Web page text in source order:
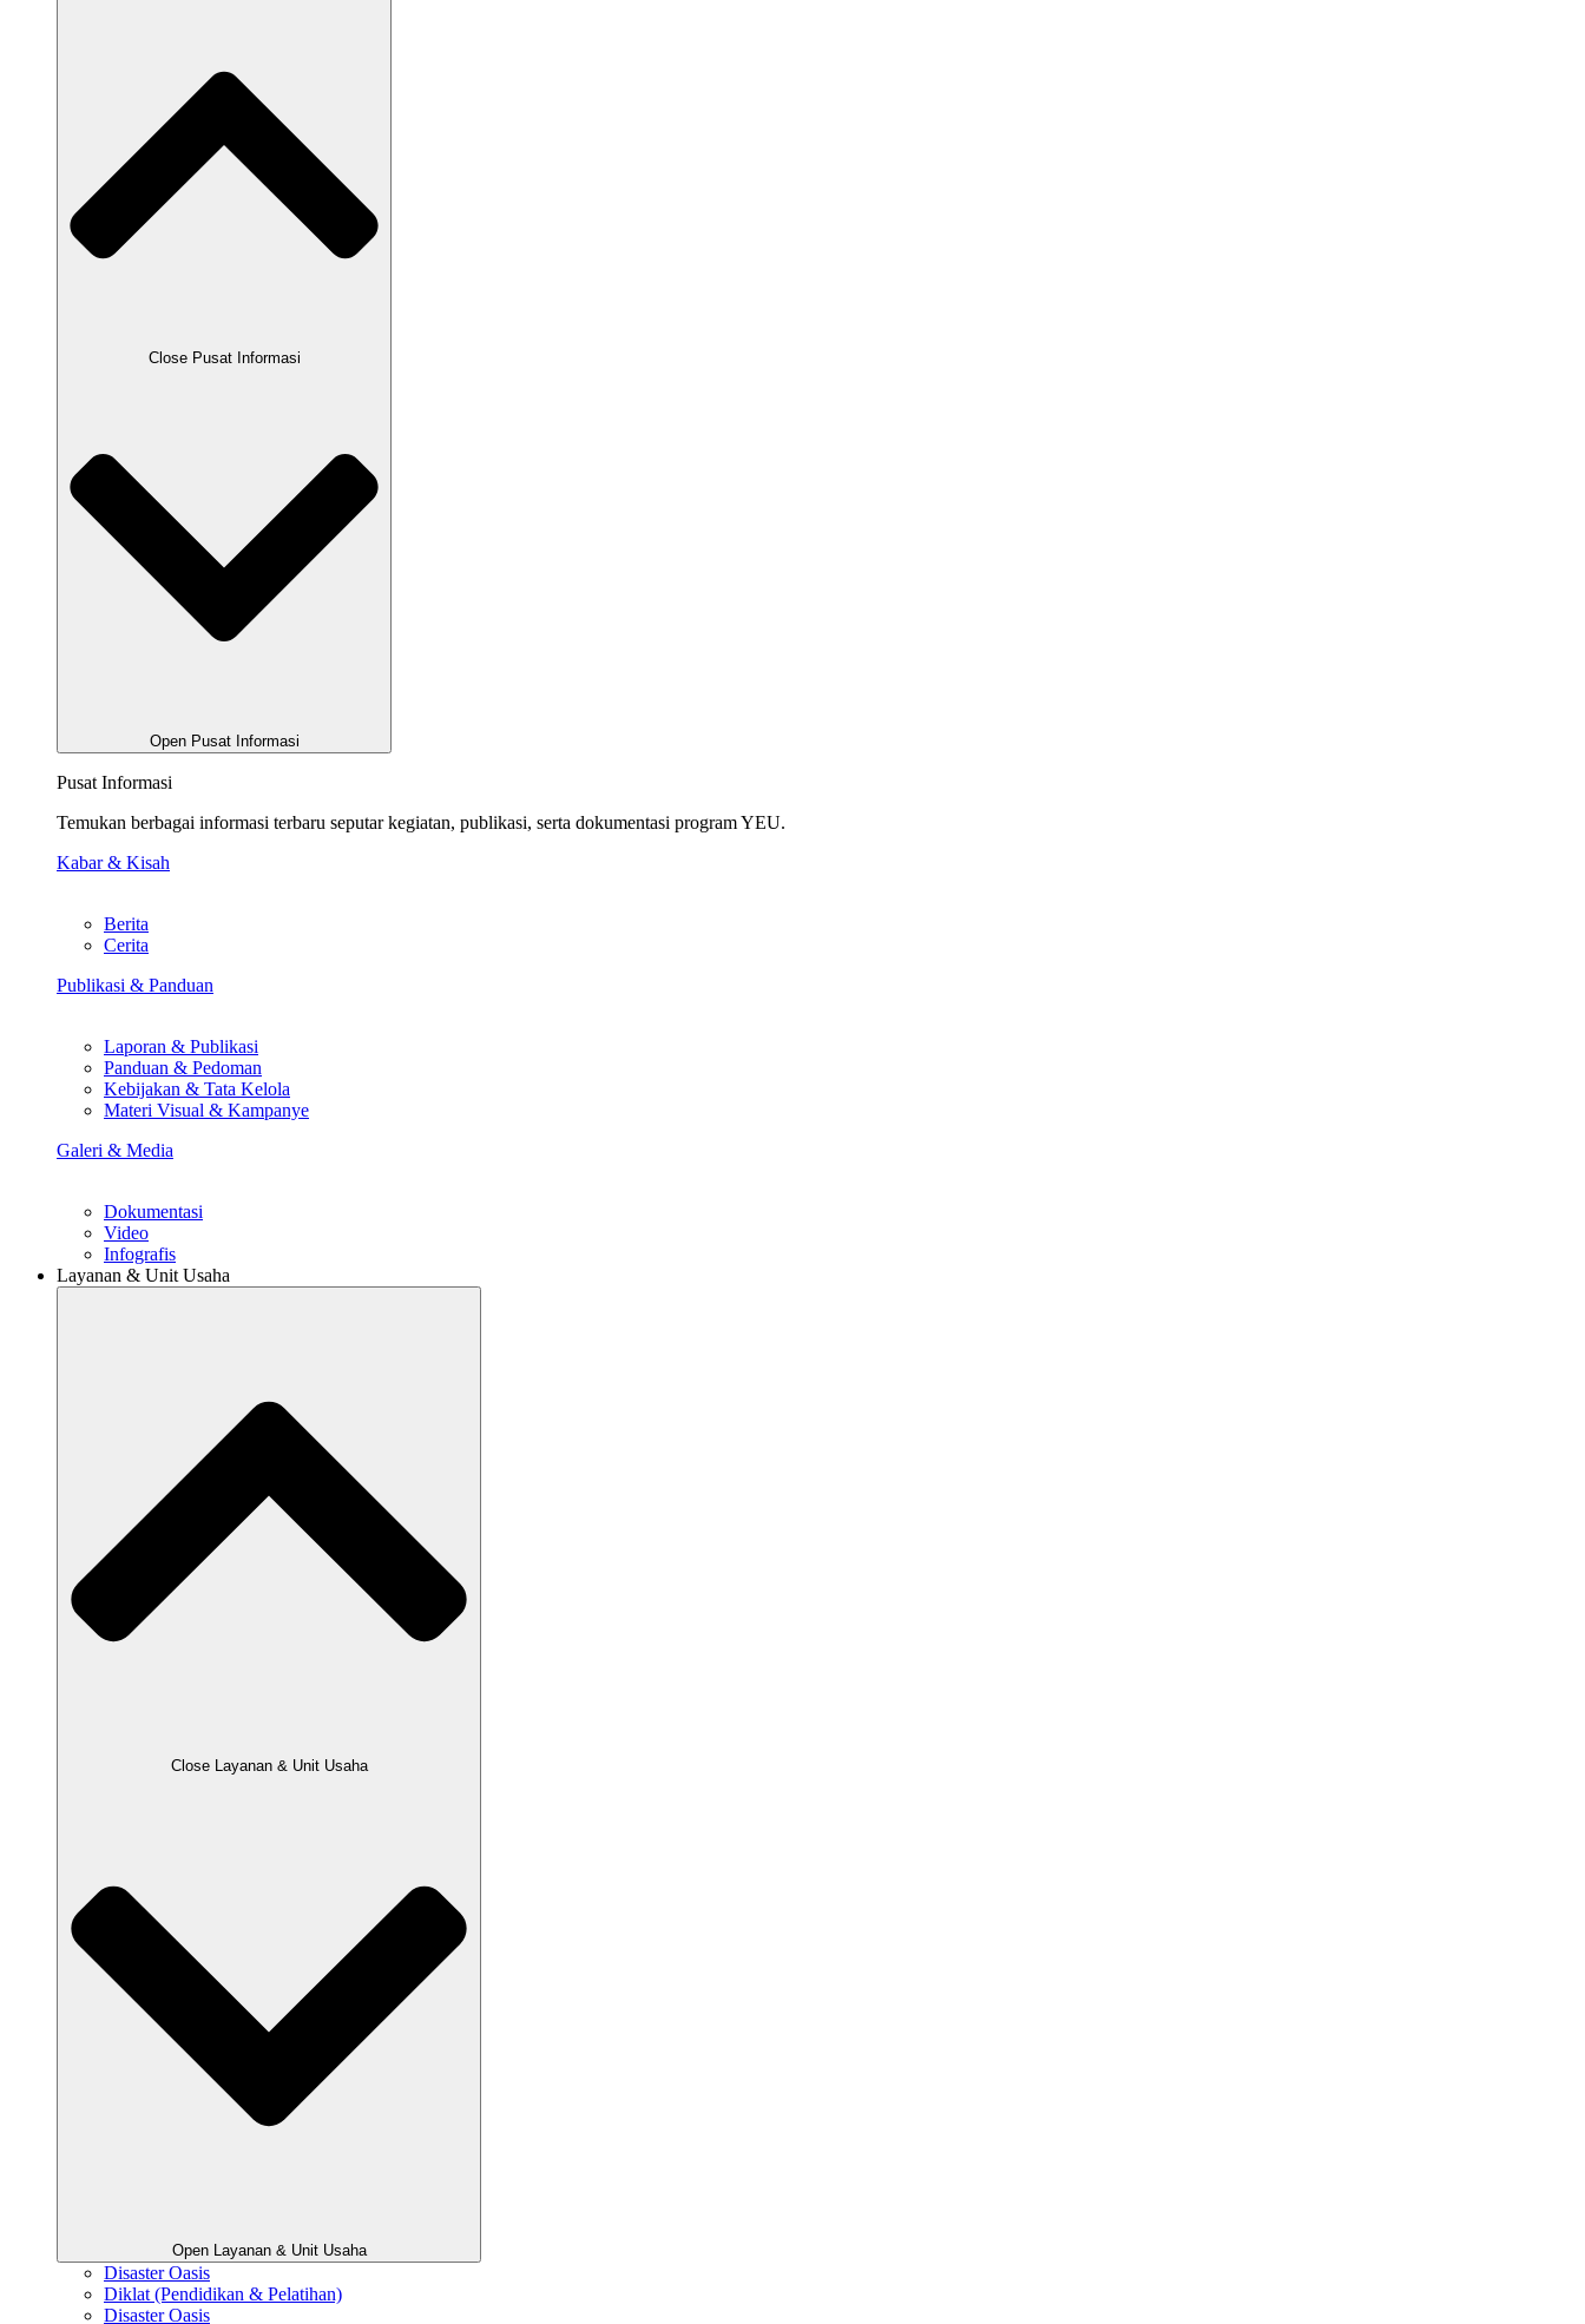
Close Pusat Informasi
Open Pusat Informasi
Pusat Informasi
Temukan berbagai informasi terbaru seputar kegiatan, publikasi, serta dokumentasi program YEU.
Kabar & Kisah
Berita
Cerita
Publikasi & Panduan
Laporan & Publikasi
Panduan & Pedoman
Kebijakan & Tata Kelola
Materi Visual & Kampanye
Galeri & Media
Dokumentasi
Video
Infografis
Layanan & Unit Usaha
Close Layanan & Unit Usaha
Open Layanan & Unit Usaha
Disaster Oasis
Diklat (Pendidikan & Pelatihan)
Disaster Oasis